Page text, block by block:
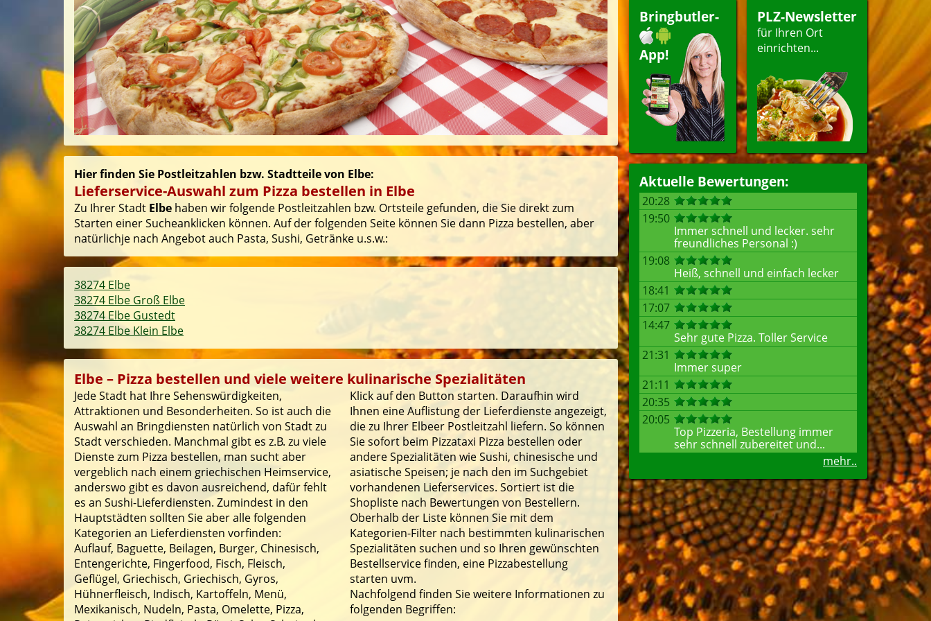
Bringbutler-
App!
PLZ-Newsletter
für Ihren Ort
einrichten...
Aktuelle Bewertungen:
20:28
19:50
Immer schnell und lecker. sehr
freundliches Personal :)
19:08
Heiß, schnell und einfach lecker
18:41
17:07
14:47
Sehr gute Pizza. Toller Service
21:31
Immer super
21:11
20:35
20:05
Top Pizzeria, Bestellung immer
sehr schnell zubereitet und...
mehr..
Hier finden Sie Postleitzahlen bzw. Stadtteile von Elbe:
Lieferservice-Auswahl zum Pizza bestellen in Elbe
Zu Ihrer Stadt Elbe haben wir folgende Postleitzahlen bzw. Ortsteile gefunden, die Sie direkt zum
Starten einer Sucheanklicken können. Auf der folgenden Seite können Sie dann Pizza bestellen, aber
natürlichje nach Angebot auch Pasta, Sushi, Getränke u.s.w.:
38274 Elbe
38274 Elbe Groß Elbe
38274 Elbe Gustedt
38274 Elbe Klein Elbe
Elbe – Pizza bestellen und viele weitere kulinarische Spezialitäten
Jede Stadt hat Ihre Sehenswürdigkeiten,
Attraktionen und Besonderheiten. So ist auch die
Auswahl an Bringdiensten natürlich von Stadt zu
Stadt verschieden. Manchmal gibt es z.B. zu viele
Dienste zum Pizza bestellen, man sucht aber
vergeblich nach einem griechischen Heimservice,
anderswo gibt es davon ausreichend, dafür fehlt
es an Sushi-Lieferdiensten. Zumindest in den
Hauptstädten sollten Sie aber alle folgenden
Kategorien an Lieferdiensten vorfinden:
Auflauf, Baguette, Beilagen, Burger, Chinesisch,
Entengerichte, Fingerfood, Fisch, Fleisch,
Geflügel, Griechisch, Griechisch, Gyros,
Hühnerfleisch, Indisch, Kartoffeln, Menü,
Mexikanisch, Nudeln, Pasta, Omelette, Pizza,
Klick auf den Button starten. Daraufhin wird
Ihnen eine Auflistung der Lieferdienste angezeigt,
die zu Ihrer Elbeer Postleitzahl liefern. So können
Sie sofort beim Pizzataxi Pizza bestellen oder
andere Spezialitäten wie Sushi, chinesische und
asiatische Speisen; je nach den im Suchgebiet
vorhandenen Lieferservices. Sortiert ist die
Shopliste nach Bewertungen von Bestellern.
Oberhalb der Liste können Sie mit dem
Kategorien-Filter nach bestimmten kulinarischen
Spezialitäten suchen und so Ihren gewünschten
Bestellservice finden, eine Pizzabestellung
starten uvm.
Nachfolgend finden Sie weitere Informationen zu
folgenden Begriffen: